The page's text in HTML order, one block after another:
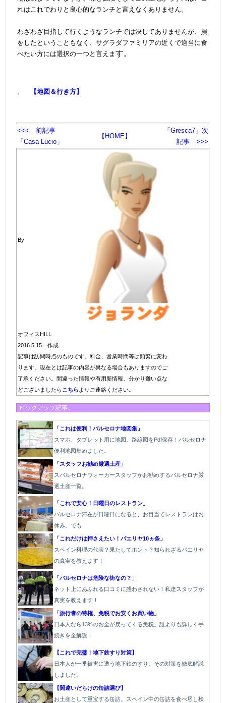
れはこれでわりと良心的なランチと言えなくありません。
わざわざ目指して行くようなランチでは決してありませんが、損
をしたということもなく、サグラダファミリアの近くで適当に食
べたい方には選択の一つと言えます。
。 【地図＆行き方】
<<< 前記事
「Casa Lucio」
【HOME】
「Gresca7」次
記事 >>>
By
オフィスHILL
2016.5.15 作成
記事は訪問時点のものです。料金、営業時間等は頻繁に変わ
ります。現在とは記事の内容が異なる場合もありますのでご
了承ください。間違った情報や有用新情報、分かり難い点な
どございましたらこちら よりご連絡ください。
ピックアップ記事。
「これは便利！バルセロナ地図集」
スマホ、タブレット用に地図、路線図をPdf保存！バルセロナ
便利地図集めました。
「スタッフお勧め厳選土産」
スバルセロナウォーカースタッフがお勧めするバルセロナ厳
選土産一覧。
「これで安心！日曜日のレストラン」
バルセロナ滞在が日曜日になると、お目当てレストランはお
休み。でも
「これだけは押さえたい！パエリヤ10ヵ条」
スペイン料理の代表？果たしてホント？知られざるパエリヤ
の真実を教えます！
「バルセロナは危険な街なの？」
ネット上にあふれる口コミに惑わされない！私達スタッフが
真実を教えます！
「旅行者の特権、免税でお安くお買い物」
日本人なら13%のお金が戻ってくる免税。誰よりも詳しく手
続きを全解説！
【これで完璧！地下鉄すり対策】
日本人が一番被害に遭う地下鉄のすり。その対策を徹底解説
しました。
【間違いだらけの缶詰選び】
お土産として重宝する缶詰。スペイン中の缶詰を食べ尽し検